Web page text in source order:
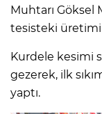
Muhtarı Göksel
tesisteki
Kurdele kesimi
gezerek, ilk
yaptı.